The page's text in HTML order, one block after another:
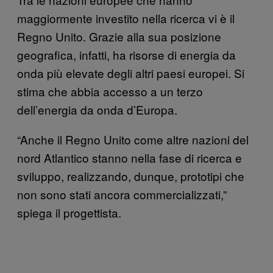
maggiormente investito nella ricerca vi è il
Regno Unito. Grazie alla sua posizione
geografica, infatti, ha risorse di energia da
onda più elevate degli altri paesi europei. Si
stima che abbia accesso a un terzo
dell’energia da onda d’Europa.
“Anche il Regno Unito come altre nazioni del
nord Atlantico stanno nella fase di ricerca e
sviluppo, realizzando, dunque, prototipi che
non sono stati ancora commercializzati,”
spiega il progettista.